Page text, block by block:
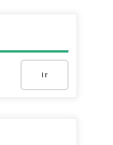
Ir